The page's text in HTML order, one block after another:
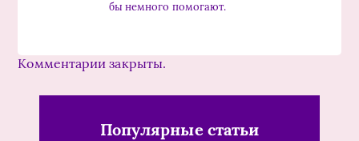
бы немного помогают.
Комментарии закрыты.
Популярные статьи